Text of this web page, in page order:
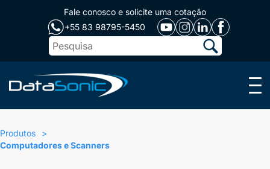
Fale conosco e solicite uma cotação
+55 83 98795-5450
Menu
Produtos
Computadores e Scanners